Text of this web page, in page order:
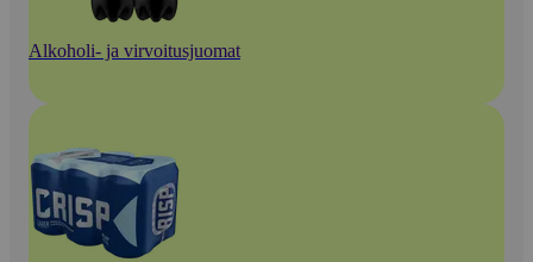
Alkoholi- ja virvoitusjuomat